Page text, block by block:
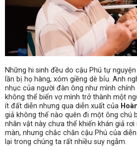
Những hi sinh đều do cậu Phú tự
lần bị họ hàng, xóm giềng dè bỉu. Anh
nhục của người đàn ông như mình chính
không thể biến vợ mình trở thành một
ít đất diễn nhưng qua diễn xuất của
giả không thể nào quên đi một ông chú
nhân vật này chưa thể khiến khán giả
màn, nhưng chắc chắn cậu Phú của
lại trong chúng ta rất nhiều suy ngẫm.